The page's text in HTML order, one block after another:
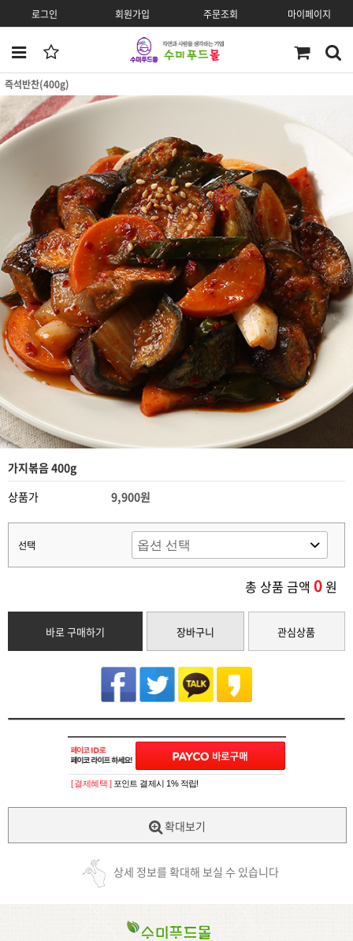
로그인 회원가입 주문조회 마이페이지
즉석반찬(400g)
가지볶음 400g
상품가
9,900원
선택
총 상품 금액 0원
바로 구매하기 장바구니 관심상품
[ 결제혜택 ] 포인트 결제시 1% 적립!
확대보기
상세 정보를 확대해 보실 수 있습니다